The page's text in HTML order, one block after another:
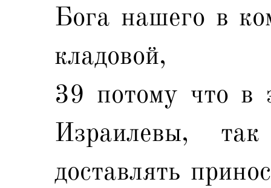
Бога нашего в
кладовой,
39 потому что в
Израилевы,
доставлять